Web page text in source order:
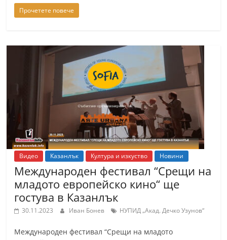
Прочетете повече
Видео Казанлък Култура и изкуство Новини
Международен фестивал “Срещи на
младото европейско кино“ ще
гостува в Казанлък
30.11.2023 Иван Бонев НУПИД „Акад. Дечко Узунов“
Международен фестивал “Срещи на младото